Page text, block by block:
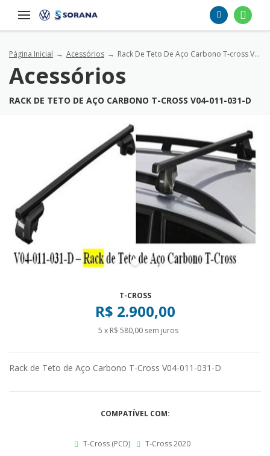
Página Inicial Acessórios Rack De Teto De Aço Carbono T-cross V04-011-031-d
Acessórios
RACK DE TETO DE AÇO CARBONO T-CROSS V04-011-031-D
T-CROSS
R$ 2.900,00
5 x R$ 580,00 sem juros
Rack de Teto de Aço Carbono T-Cross V04-011-031-D
COMPATÍVEL COM:
T-Cross (PCD) T-Cross 2020